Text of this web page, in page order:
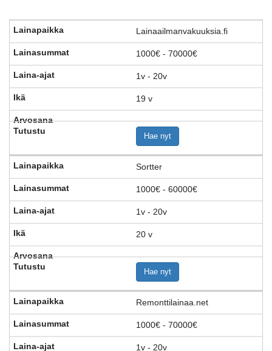
Lainaailmanvakuuksia.fi
1000€ - 70000€
1v - 20v
19 v
Hae nyt
Sortter
1000€ - 60000€
1v - 20v
20 v
Hae nyt
Remonttilainaa.net
1000€ - 70000€
1v - 20v